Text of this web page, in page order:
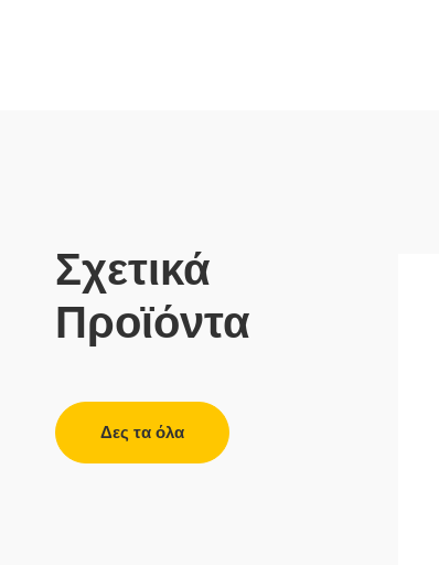
Σχετικά
Προϊόντα
Δες τα όλα